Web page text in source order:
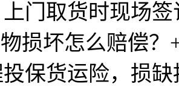
门取货时现场
损坏怎么赔偿？
保货运险，损